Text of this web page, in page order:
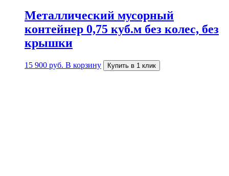
Металлический мусорный
контейнер 0,75 куб.м без колес, без
крышки
15 900 руб. В корзину Купить в 1 клик